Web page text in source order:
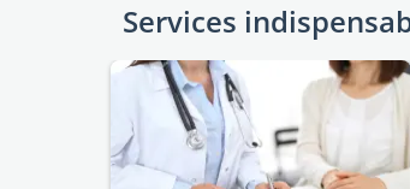
Services